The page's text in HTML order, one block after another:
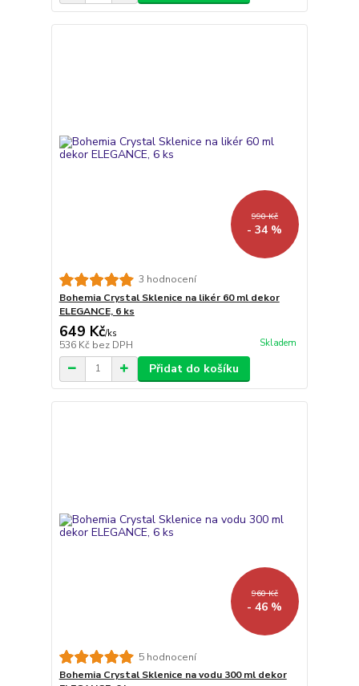
990 Kč
- 34 %
3 hodnocení
Bohemia Crystal Sklenice na likér 60 ml dekor
ELEGANCE, 6 ks
649 Kč/ks
536 Kč bez DPH Skladem
Přidat do košíku
960 Kč
- 46 %
5 hodnocení
Bohemia Crystal Sklenice na vodu 300 ml dekor